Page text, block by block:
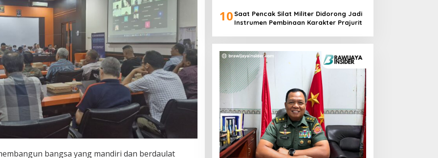
bangsa yang mandiri dan berdaulat
10 Saat Pencak Silat Militer Didorong Jadi
Instrumen Pembinaan Karakter Prajurit